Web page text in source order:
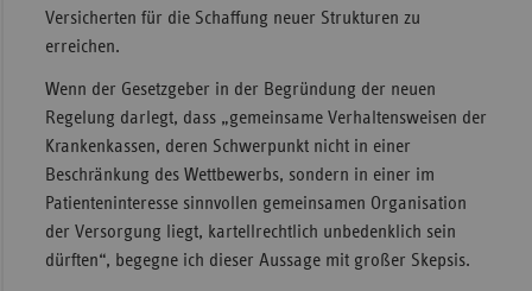
Versicherten für die Schaffung neuer Strukturen zu
erreichen.
Wenn der Gesetzgeber in der Begründung der neuen
Regelung darlegt, dass „gemeinsame Verhaltensweisen der
Krankenkassen, deren Schwerpunkt nicht in einer
Beschränkung des Wettbewerbs, sondern in einer im
Patienteninteresse sinnvollen gemeinsamen Organisation
der Versorgung liegt, kartellrechtlich unbedenklich sein
dürften“, begegne ich dieser Aussage mit großer Skepsis.